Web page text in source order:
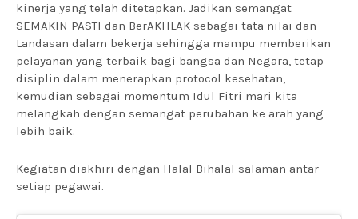
kinerja yang telah ditetapkan. Jadikan semangat
SEMAKIN PASTI dan BerAKHLAK sebagai tata nilai dan
Landasan dalam bekerja sehingga mampu memberikan
pelayanan yang terbaik bagi bangsa dan Negara, tetap
disiplin dalam menerapkan protocol kesehatan,
kemudian sebagai momentum Idul Fitri mari kita
melangkah dengan semangat perubahan ke arah yang
lebih baik.
Kegiatan diakhiri dengan Halal Bihalal salaman antar
setiap pegawai.